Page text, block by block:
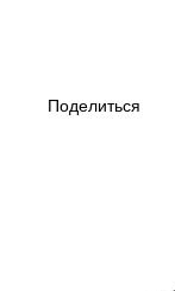
Поделиться